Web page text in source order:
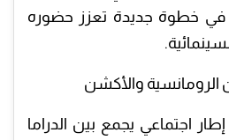
نهاية عام 2026، في خطوة جديدة تعزز حضوره
الرومانسية والأكشن
اجتماعي يجمع بين الدراما